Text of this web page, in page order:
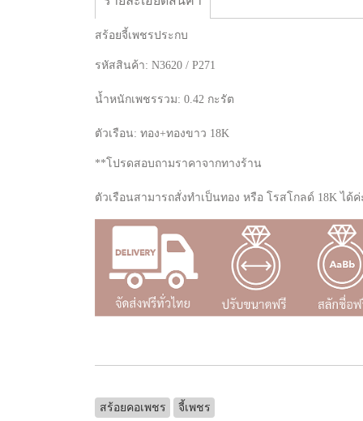
สร้อยจี้เพชรประกบ
รหัสสินค้า: N3620 / P271
น้ำหนักเพชรรวม: 0.42 กะรัต
ตัวเรือน: ทอง+ทองขาว 18K
**โปรดสอบถามราคาจากทางร้าน
ตัวเรือนสามารถสั่งทำเป็นทอง หรือ โรสโกลด์ 18K ได้ค่
สร้อยคอเพชร จี้เพชร